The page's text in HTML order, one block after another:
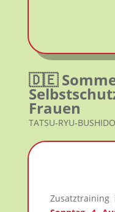
🇩🇪
Frauen
TATSU-RYU-